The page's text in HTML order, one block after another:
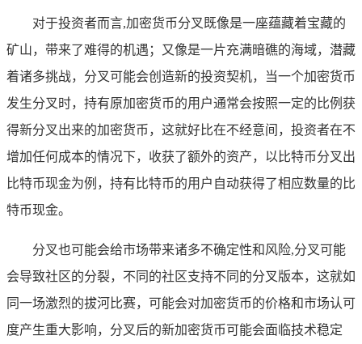
对于投资者而言,加密货币分叉既像是一座蕴藏着宝藏的
矿山，带来了难得的机遇；又像是一片充满暗礁的海域，潜藏
着诸多挑战，分叉可能会创造新的投资契机，当一个加密货币
发生分叉时，持有原加密货币的用户通常会按照一定的比例获
得新分叉出来的加密货币，这就好比在不经意间，投资者在不
增加任何成本的情况下，收获了额外的资产，以比特币分叉出
比特币现金为例，持有比特币的用户自动获得了相应数量的比
特币现金。
分叉也可能会给市场带来诸多不确定性和风险,分叉可能
会导致社区的分裂，不同的社区支持不同的分叉版本，这就如
同一场激烈的拔河比赛，可能会对加密货币的价格和市场认可
度产生重大影响，分叉后的新加密货币可能会面临技术稳定